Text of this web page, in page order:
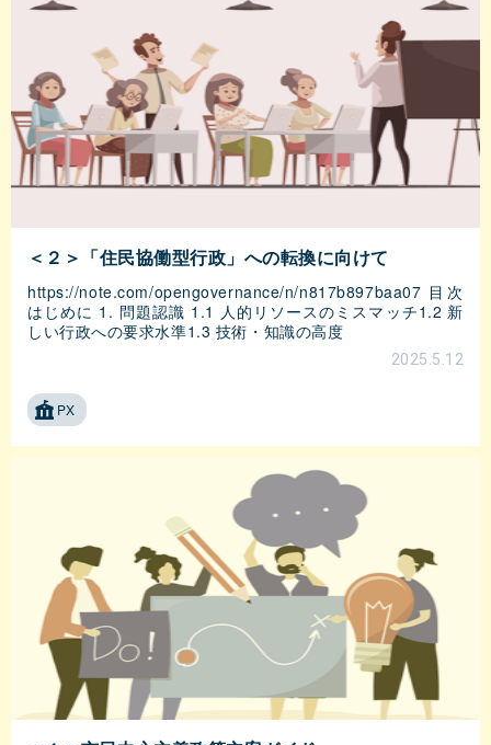
＜２＞「住民協働型行政」への転換に向けて
https://note.com/opengovernance/n/n817b897baa07 目次
はじめに 1. 問題認識 1.1 人的リソースのミスマッチ1.2 新
しい行政への要求水準1.3 技術・知識の高度
2025.5.12
PX